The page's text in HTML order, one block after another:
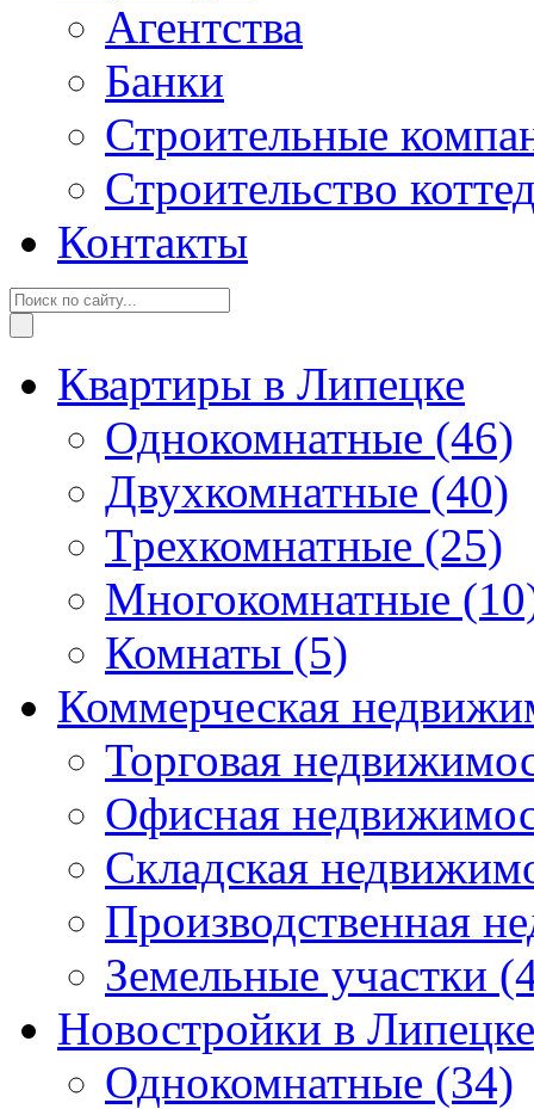
Агентства
Банки
Строительные
Строительство
Контакты
Квартиры в Липецке
Однокомнатные (46)
Двухкомнатные (40)
Трехкомнатные (25)
Многокомнатные
Комнаты (5)
Коммерческая
Торговая
Офисная
Складская
Производственная
Земельные участки
Новостройки в Липецке
Однокомнатные (34)